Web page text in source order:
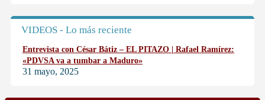
VIDEOS - Lo más reciente
Entrevista con César Bátiz – EL PITAZO | Rafael Ramírez:
«PDVSA va a tumbar a Maduro»
31 mayo, 2025